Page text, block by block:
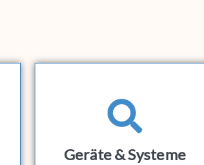
Geräte & Systeme